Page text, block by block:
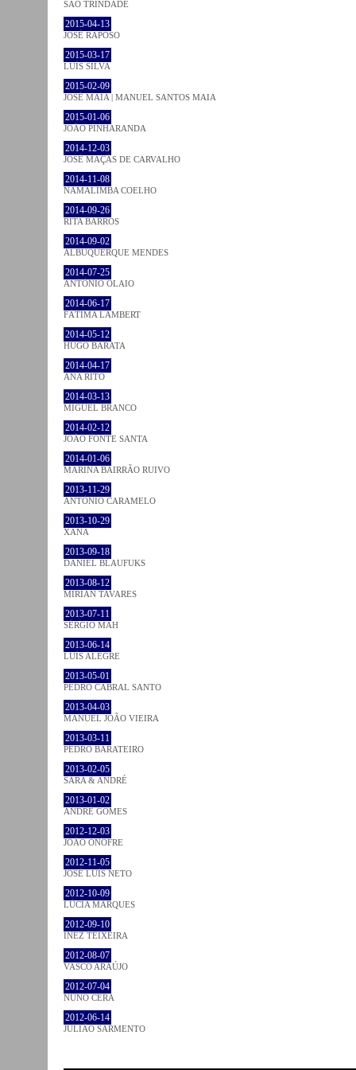
SÃO TRINDADE
2015-04-13
JOSÉ RAPOSO
2015-03-17
LUÍS SILVA
2015-02-09
JOSÉ MAIA | MANUEL SANTOS MAIA
2015-01-06
JOÃO PINHARANDA
2014-12-03
JOSÉ MAÇÃS DE CARVALHO
2014-11-08
NAMALIMBA COELHO
2014-09-26
RITA BARROS
2014-09-02
ALBUQUERQUE MENDES
2014-07-25
ANTÓNIO OLAIO
2014-06-17
FÁTIMA LAMBERT
2014-05-12
HUGO BARATA
2014-04-17
ANA RITO
2014-03-13
MIGUEL BRANCO
2014-02-12
JOÃO FONTE SANTA
2014-01-06
MARINA BAIRRÃO RUIVO
2013-11-29
ANTÓNIO CARAMELO
2013-10-29
XANA
2013-09-18
DANIEL BLAUFUKS
2013-08-12
MIRIAN TAVARES
2013-07-11
SÉRGIO MAH
2013-06-14
LUÍS ALEGRE
2013-05-01
PEDRO CABRAL SANTO
2013-04-03
MANUEL JOÃO VIEIRA
2013-03-11
PEDRO BARATEIRO
2013-02-05
SARA & ANDRÉ
2013-01-02
ANDRÉ GOMES
2012-12-03
JOÃO ONOFRE
2012-11-05
JOSÉ LUÍS NETO
2012-10-09
LÚCIA MARQUES
2012-09-10
INEZ TEIXEIRA
2012-08-07
VASCO ARAÚJO
2012-07-04
NUNO CERA
2012-06-14
JULIÃO SARMENTO